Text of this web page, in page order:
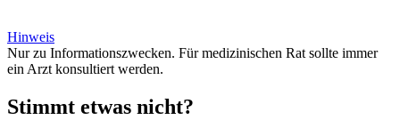
Hinweis
Nur zu Informationszwecken. Für medizinischen Rat sollte immer
ein Arzt konsultiert werden.
Stimmt etwas nicht?